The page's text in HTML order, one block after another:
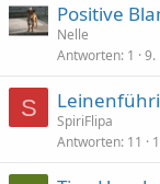
Positive
Nelle
Antworten 1 9.
S
SpiriFlipa
Antworten 11